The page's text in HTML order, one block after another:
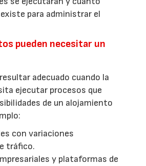
para administrar el
pueden necesitar un
adecuado cuando la
ejecutar procesos que
de un alojamiento
con variaciones
tráfico.
y plataformas de